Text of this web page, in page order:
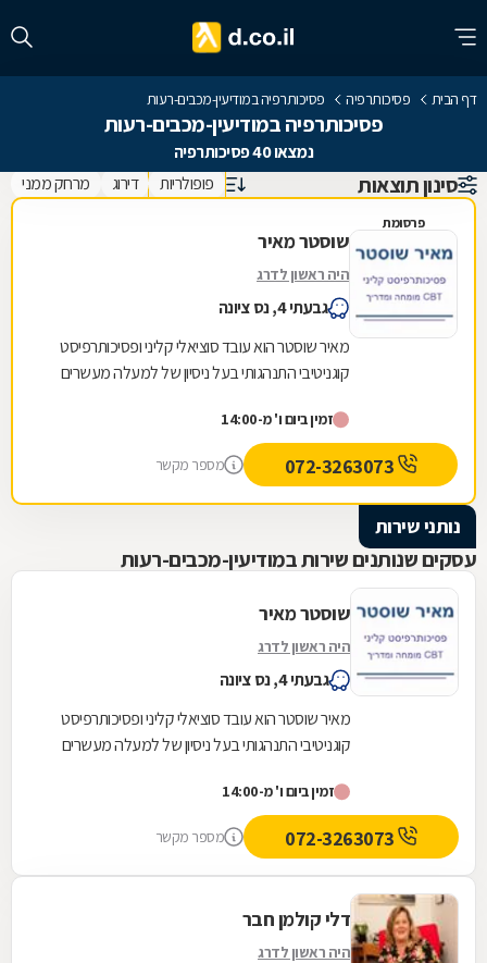
דף הבית פסיכותרפיה פסיכותרפיה במודיעין-מכבים-רעות
פסיכותרפיה במודיעין-מכבים-רעות
נמצאו 40 פסיכותרפיה
סינון תוצאות פופולריות דירוג מרחק ממני
פרסומת
שוסטר מאיר
היה ראשון לדרג
גבעתי 4, נס ציונה
מאיר שוסטר הוא עובד סוציאלי קליני ופסיכותרפיסט
קוגניטיבי התנהגותי בעל ניסיון של למעלה מעשרים
מוסמך,...
זמין ביום ו' מ-14:00
מספר מקשר
נותני שירות
עסקים שנותנים שירות במודיעין-מכבים-רעות
שוסטר מאיר
היה ראשון לדרג
גבעתי 4, נס ציונה
מאיר שוסטר הוא עובד סוציאלי קליני ופסיכותרפיסט
קוגניטיבי התנהגותי בעל ניסיון של למעלה מעשרים
מוסמך,...
זמין ביום ו' מ-14:00
מספר מקשר
דלי קולמן חבר
היה ראשון לדרג